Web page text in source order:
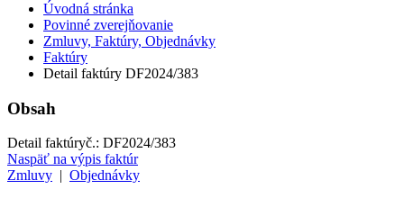
Úvodná stránka
Povinné zverejňovanie
Zmluvy, Faktúry, Objednávky
Faktúry
Detail faktúry DF2024/383
Obsah
Detail faktúryč.: DF2024/383
Naspäť na výpis faktúr
Zmluvy
Objednávky